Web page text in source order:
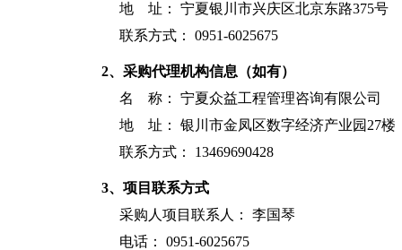
地 址： 宁夏银川市兴庆区北京东路375号
联系方式： 0951-6025675
2、采购代理机构信息（如有）
名 称： 宁夏众益工程管理咨询有限公司
地 址： 银川市金凤区数字经济产业园27楼
联系方式： 13469690428
3、项目联系方式
采购人项目联系人： 李国琴
电话： 0951-6025675